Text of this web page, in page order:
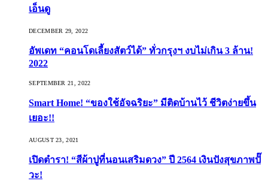
เอ็นดู
DECEMBER 29, 2022
อัพเดท “คอนโดเลี้ยงสัตว์ได้” ทั่วกรุงฯ งบไม่เกิน 3 ล้าน!
2022
SEPTEMBER 21, 2022
Smart Home! “ของใช้อัจฉริยะ” มีติดบ้านไว้ ชีวิตง่ายขึ้น
เยอะ!!
AUGUST 23, 2021
เปิดตำรา! “สีผ้าปูที่นอนเสริมดวง” ปี 2564 เงินปังสุขภาพปั๊
วะ!